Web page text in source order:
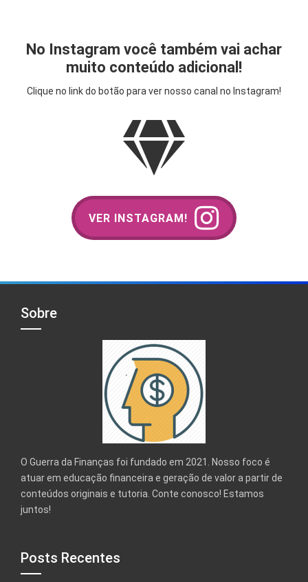
No Instagram você também vai achar
muito conteúdo adicional!
Clique no link do botão para ver nosso canal no Instagram!
VER INSTAGRAM!
Sobre
O Guerra da Finanças foi fundado em 2021. Nosso foco é
atuar em educação financeira e geração de valor a partir de
conteúdos originais e tutoria. Conte conosco! Estamos
juntos!
Posts Recentes